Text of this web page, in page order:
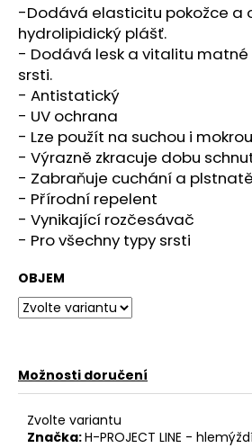
-Dodává elasticitu pokožce a
hydrolipidický plášť.
- Dodává lesk a vitalitu
srsti.
- Antistatický
- UV ochrana
- Lze použít na suchou i
- Výrazně zkracuje dobu
- Zabraňuje cuchání a
- Přírodní repelent
- Vynikající rozčesávač
- Pro všechny typy srsti
OBJEM
Možnosti doručení
Zvolte variantu
Značka:H-PROJECT LINE -
HLEDAT
D
o
č
u
j
e
m
e
ROZČESÁVACÍ
SPREJ
ML.
HYDRA